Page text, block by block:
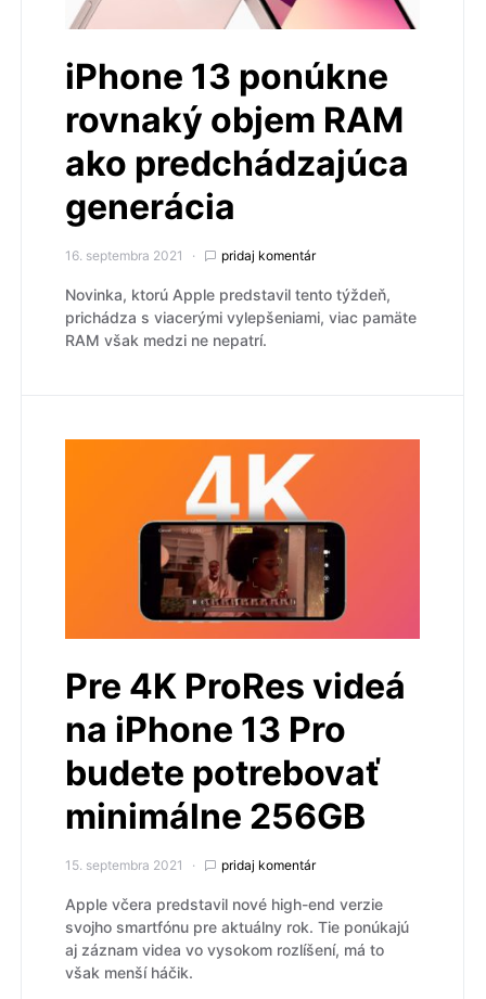
iPhone 13 ponúkne
rovnaký objem RAM
ako predchádzajúca
generácia
16. septembra 2021 pridaj komentár
Novinka, ktorú Apple predstavil tento týždeň,
prichádza s viacerými vylepšeniami, viac pamäte
RAM však medzi ne nepatrí.
Pre 4K ProRes videá
na iPhone 13 Pro
budete potrebovať
minimálne 256GB
15. septembra 2021 pridaj komentár
Apple včera predstavil nové high-end verzie
svojho smartfónu pre aktuálny rok. Tie ponúkajú
aj záznam videa vo vysokom rozlíšení, má to
však menší háčik.